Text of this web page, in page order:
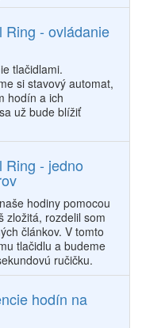
Ring - ovládanie
tlačidlami.
si stavový automat,
hodín a ich
už bude blížiť
Ring - jedno
hodiny pomocou
zložitá, rozdelil som
článkov. V tomto
tlačidlu a budeme
ručičku.
hodín na